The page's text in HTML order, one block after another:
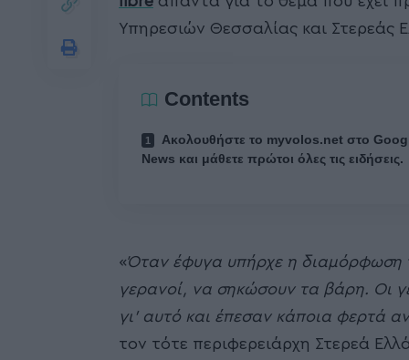
Υπηρεσιών Θεσσαλίας και Στερεάς
Contents
Ακολουθήστε το myvolos.net στο
News και μάθετε πρώτοι όλες τις ειδήσεις.
«Όταν έφυγα υπήρχε η διαμόρφωση
γερανοί, να σηκώσουν τα βάρη. Οι
γι’ αυτό και έπεσαν κάποια φερτά
τον τότε περιφερειάρχη Στερεά